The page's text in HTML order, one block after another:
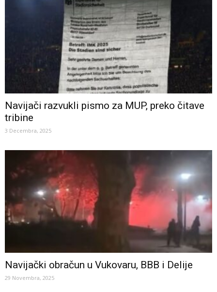
Navijači razvukli pismo za MUP, preko čitave
tribine
3 Decembra, 2025
Navijački obračun u Vukovaru, BBB i Delije
29 Novembra, 2025